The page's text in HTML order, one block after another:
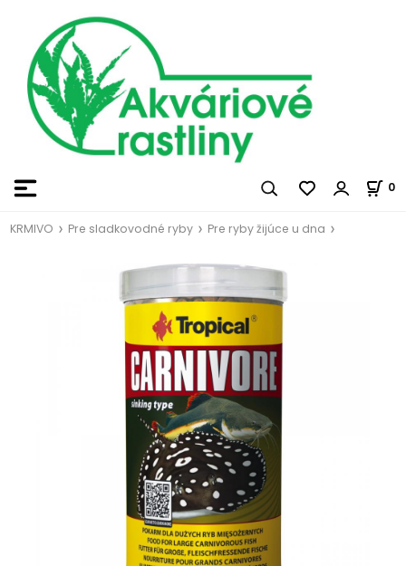
0
KRMIVO Pre sladkovodné ryby Pre ryby žijúce u dna